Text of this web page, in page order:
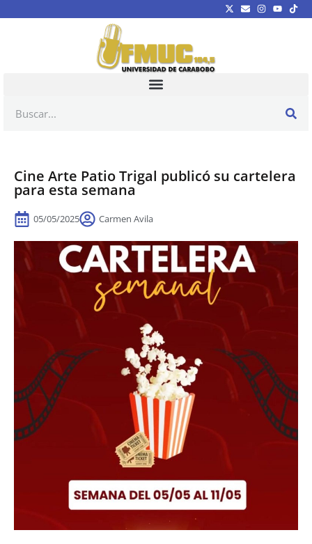
Cine Arte Patio Trigal publicó su cartelera
para esta semana
05/05/2025 Carmen Avila